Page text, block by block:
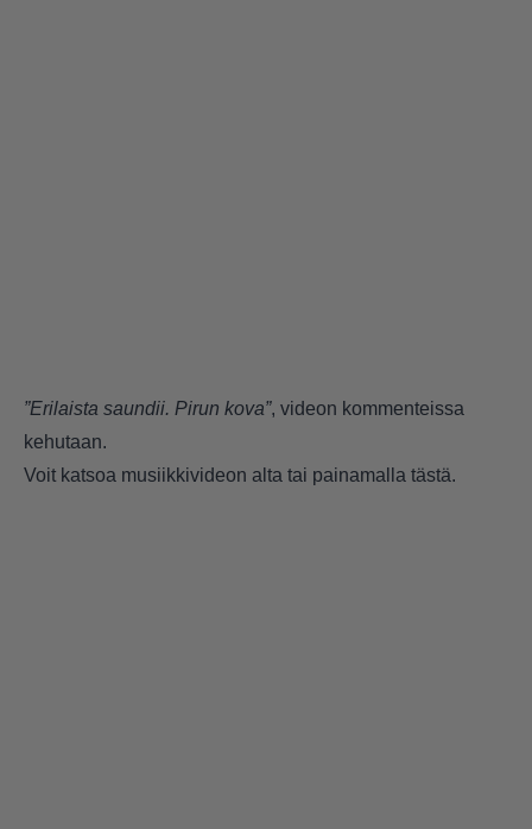
”Erilaista saundii. Pirun kova”, videon kommenteissa
kehutaan.
Voit katsoa musiikkivideon alta tai painamalla tästä.